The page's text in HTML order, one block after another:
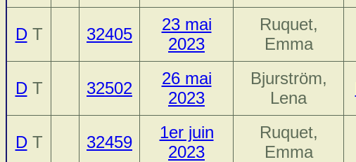
DT 32405
23 mai
2023
Ruquet,
Emma
DT 32502
26 mai
2023
Bjurström,
Lena
DT 32459
1er juin
2023
Ruquet,
Emma